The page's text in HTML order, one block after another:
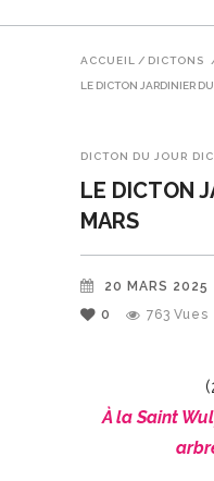
ACCUEIL / DICTONS
LE DICTON JARDINIER
DICTON DU JOUR
LE DICTON
MARS
20 MARS 2025
0
763 Vues
À la Saint